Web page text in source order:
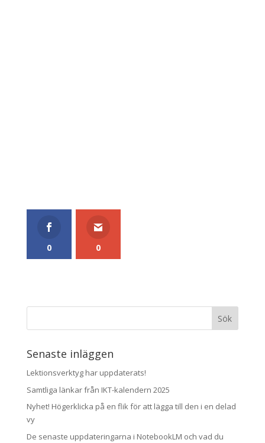
0 0
Senaste inläggen
Lektionsverktyg har uppdaterats!
Samtliga länkar från IKT-kalendern 2025
Nyhet! Högerklicka på en flik för att lägga till den i en delad
vy
De senaste uppdateringarna i NotebookLM och vad du